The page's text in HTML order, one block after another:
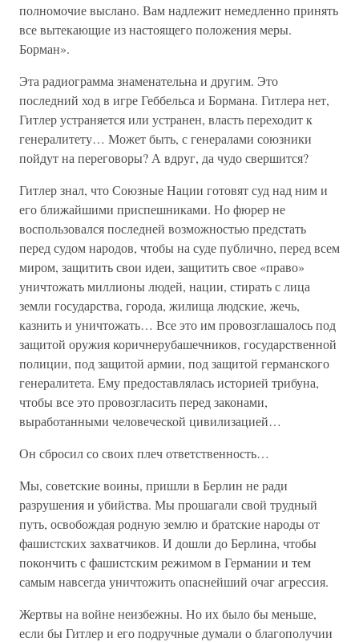
полномочие выслано. Вам надлежит немедленно принять
все вытекающие из настоящего положения меры.
Борман».
Эта радиограмма знаменательна и другим. Это
последний ход в игре Геббельса и Бормана. Гитлера нет,
Гитлер устраняется или устранен, власть переходит к
генералитету… Может быть, с генералами союзники
пойдут на переговоры? А вдруг, да чудо свершится?
Гитлер знал, что Союзные Нации готовят суд над ним и
его ближайшими приспешниками. Но фюрер не
воспользовался последней возможностью предстать
перед судом народов, чтобы на суде публично, перед всем
миром, защитить свои идеи, защитить свое «право»
уничтожать миллионы людей, нации, стирать с лица
земли государства, города, жилища людские, жечь,
казнить и уничтожать… Все это им провозглашалось под
защитой оружия коричнерубашечников, государственной
полиции, под защитой армии, под защитой германского
генералитета. Ему предоставлялась историей трибуна,
чтобы все это провозгласить перед законами,
выработанными человеческой цивилизацией…
Он сбросил со своих плеч ответственность…
Мы, советские воины, пришли в Берлин не ради
разрушения и убийства. Мы прошагали свой трудный
путь, освобождая родную землю и братские народы от
фашистских захватчиков. И дошли до Берлина, чтобы
покончить с фашистским режимом в Германии и тем
самым навсегда уничтожить опаснейший очаг агрессия.
Жертвы на войне неизбежны. Но их было бы меньше,
если бы Гитлер и его подручные думали о благополучии